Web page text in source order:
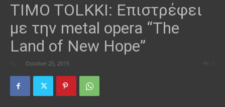
TIMO TOLKKI: Επιστρέφει
με την metal opera “The
Land of New Hope”
October 25, 2015